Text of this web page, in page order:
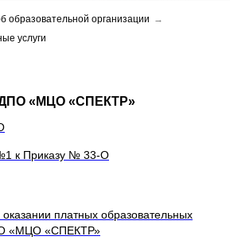
образовательной организации →
услуги
«МЦО «СПЕКТР»
к Приказу № 33-О
платных образовательных
«МЦО «СПЕКТР»